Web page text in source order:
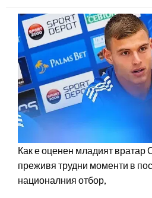
Как е оценен младият вратар
преживя трудни моменти в
националния отбор,